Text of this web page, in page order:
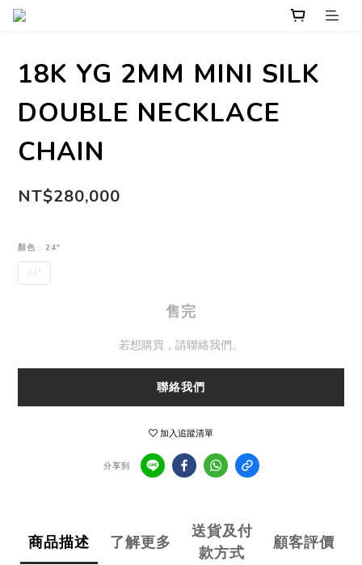
18K YG 2MM MINI SILK
DOUBLE NECKLACE
CHAIN
NT$280,000
顏色 : 24"
24"
售完
若想購買，請聯絡我們。
聯絡我們
加入追蹤清單
分享到
商品描述 了解更多
送貨及付
款方式
顧客評價